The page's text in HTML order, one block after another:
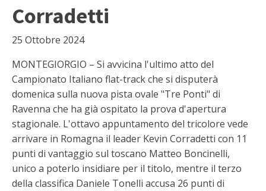
Corradetti
25 Ottobre 2024
MONTEGIORGIO – Si avvicina l'ultimo atto del
Campionato Italiano flat-track che si disputerà
domenica sulla nuova pista ovale "Tre Ponti" di
Ravenna che ha già ospitato la prova d'apertura
stagionale. L'ottavo appuntamento del tricolore vede
arrivare in Romagna il leader Kevin Corradetti con 11
punti di vantaggio sul toscano Matteo Boncinelli,
unico a poterlo insidiare per il titolo, mentre il terzo
della classifica Daniele Tonelli accusa 26 punti di